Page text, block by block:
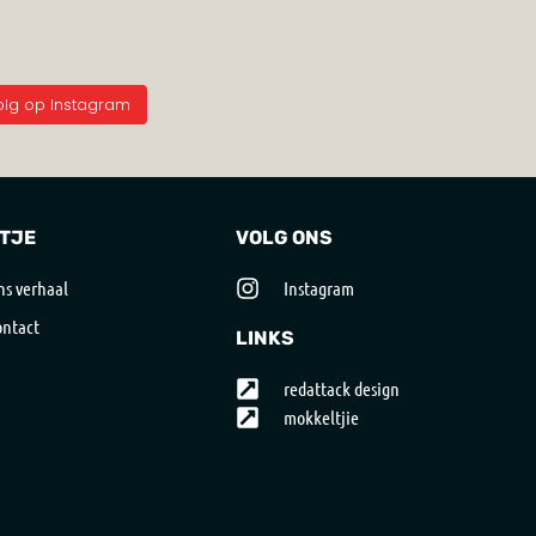
op Instagram
verhaal
VOLG ONS
Instagram
LINKS
redattack design
mokkeltjie